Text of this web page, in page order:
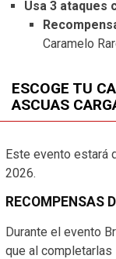
Usa 3 ataques
Caramelo
ESCOGE TU
ASCUAS
Este evento estará
2026.
RECOMPENSAS
Durante el evento
que al completarlas